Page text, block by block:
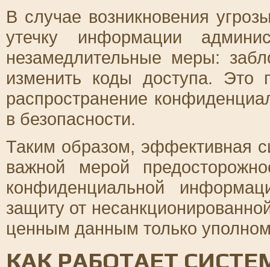
В случае возникновения
утечку информации
незамедлительные меры:
изменить коды доступа. Это
распространение
в безопасности.
Таким образом, эффективная
важной мерой
конфиденциальной
защиту от
ценным данным только
КАК РАБОТАЕТ